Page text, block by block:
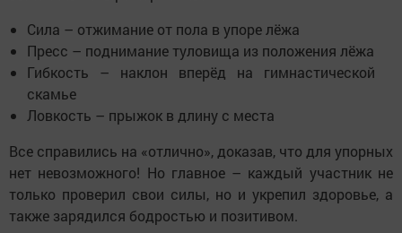
Сила – отжимание от пола в упоре лёжа
Пресс – поднимание туловища из положения лёжа
Гибкость – наклон вперёд на гимнастической
скамье
Ловкость – прыжок в длину с места
Все справились на «отлично», доказав, что для упорных
нет невозможного! Но главное – каждый участник не
только проверил свои силы, но и укрепил здоровье, а
также зарядился бодростью и позитивом.